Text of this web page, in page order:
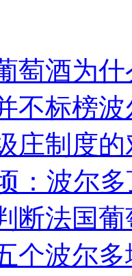
萄酒为
不标榜
庄制度
：波尔
断法国
个波尔多